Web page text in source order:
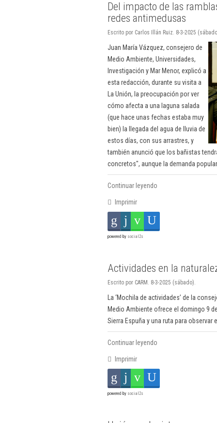
Del impacto de las
redes antimedusas
Escrito por Carlos Illán Ruiz. 8-3-2025
Juan María Vázquez, consejero de
Medio Ambiente, Universidades,
Investigación y Mar Menor, explicó a
esta redacción, durante su visita a
La Unión, la preocupación por ver
cómo afecta a una laguna salada
(que hace unas fechas estaba muy
bien) la llegada del agua de lluvia de
estos días, con sus arrastres, y
también anunció que los bañistas
concretos", aunque la demanda
Continuar leyendo
Imprimir
powered by social2s
Actividades en la
Escrito por CARM. 8-3-2025 (sábado).
La ‘Mochila de actividades’ de la
Medio Ambiente ofrece el domingo 9
Sierra Espuña y una ruta para observar
Continuar leyendo
Imprimir
powered by social2s